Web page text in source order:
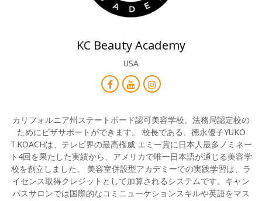
KC Beauty Academy
USA
カリフォルニア州ステートボード認可美容学校。法務局認定校の
ためにビザサポートができます。 校長である、徳永優子YUKO
T.KOACHは、テレビ界の最高権威 エミー賞に日本人最多ノミネー
ト4回を果たした実績から、アメリカで唯一日本語が通じる美容学
校を創立しました。 美容室併設型アカデミーでの実践学習は、ラ
イセンス取得クレジットとして加算されるシステムです。キャン
パスサロンでは国際的なコミニューケションスキルや英語をマス